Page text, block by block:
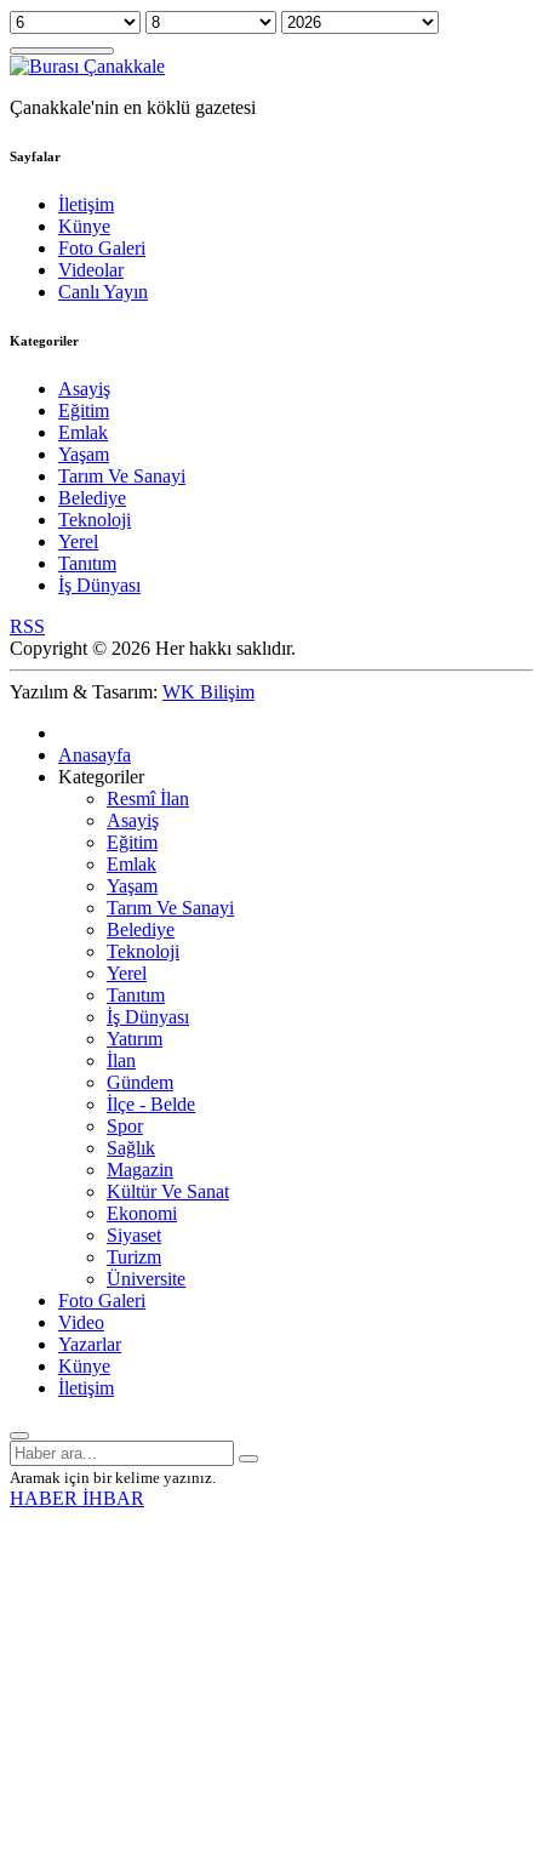
Çanakkale'nin en köklü gazetesi
Sayfalar
İletişim
Künye
Foto Galeri
Videolar
Canlı Yayın
Kategoriler
Asayiş
Eğitim
Emlak
Yaşam
Tarım Ve Sanayi
Belediye
Teknoloji
Yerel
Tanıtım
İş Dünyası
RSS
Copyright © 2026 Her hakkı saklıdır.
Yazılım & Tasarım: WK Bilişim
Anasayfa
Kategoriler
Resmî İlan
Asayiş
Eğitim
Emlak
Yaşam
Tarım Ve Sanayi
Belediye
Teknoloji
Yerel
Tanıtım
İş Dünyası
Yatırım
İlan
Gündem
İlçe - Belde
Spor
Sağlık
Magazin
Kültür Ve Sanat
Ekonomi
Siyaset
Turizm
Üniversite
Foto Galeri
Video
Yazarlar
Künye
İletişim
Aramak için bir kelime yazınız.
HABER İHBAR